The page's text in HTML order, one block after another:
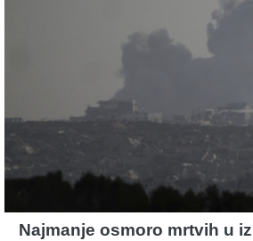
Najmanje osmoro mrtvih u